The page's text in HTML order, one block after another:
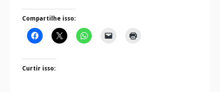
Compartilhe isso:
Curtir isso: